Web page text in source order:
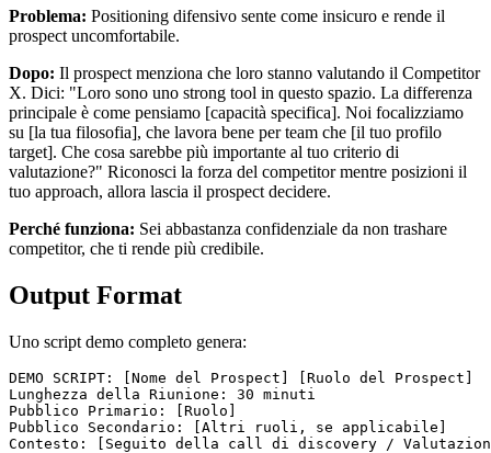
Problema: Positioning difensivo sente come insicuro e rende il
prospect uncomfortabile.
Dopo: Il prospect menziona che loro stanno valutando il Competitor
X. Dici: "Loro sono uno strong tool in questo spazio. La differenza
principale è come pensiamo [capacità specifica]. Noi focalizziamo
su [la tua filosofia], che lavora bene per team che [il tuo profilo
target]. Che cosa sarebbe più importante al tuo criterio di
valutazione?" Riconosci la forza del competitor mentre posizioni il
tuo approach, allora lascia il prospect decidere.
Perché funziona: Sei abbastanza confidenziale da non trashare
competitor, che ti rende più credibile.
Output Format
Uno script demo completo genera:
DEMO SCRIPT: [Nome del Prospect] [Ruolo del Prospect]
Lunghezza della Riunione: 30 minuti
Pubblico Primario: [Ruolo]
Pubblico Secondario: [Altri ruoli, se applicabile]
Contesto: [Seguito della call di discovery /